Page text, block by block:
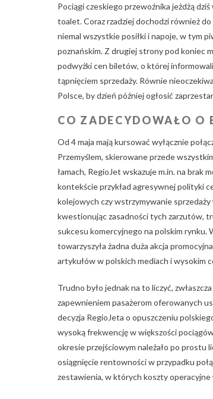
Pociągi czeskiego przewoźnika jeżdżą
toalet. Coraz rzadziej dochodzi również
niemal wszystkie posiłki i napoje, w tym
poznańskim. Z drugiej strony pod koniec
podwyżki cen biletów, o której
tąpnięciem sprzedaży. Równie
Polsce, by dzień później ogłosić
CO ZADECYDOWAŁO O
Od 4 maja mają kursować wyłącznie
Przemyślem, skierowane przede
łamach, RegioJet wskazuje m.in. na brak
kontekście przykład agresywnej polityki
kolejowych czy wstrzymywanie
kwestionując zasadności tych zarzutów,
sukcesu komercyjnego na polskim rynku.
towarzyszyła żadna duża akcja
artykułów w polskich mediach i wysokim
Trudno było jednak na to liczyć,
zapewnieniem pasażerom oferowanych
decyzja RegioJeta o opuszczeniu
wysoką frekwencję w większości
okresie przejściowym należało po prostu
osiągnięcie rentowności w przypadku
zestawienia, w których koszty operacyjne